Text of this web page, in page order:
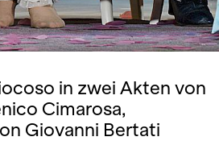
in zwei Akten von
Cimarosa,
Giovanni Bertati